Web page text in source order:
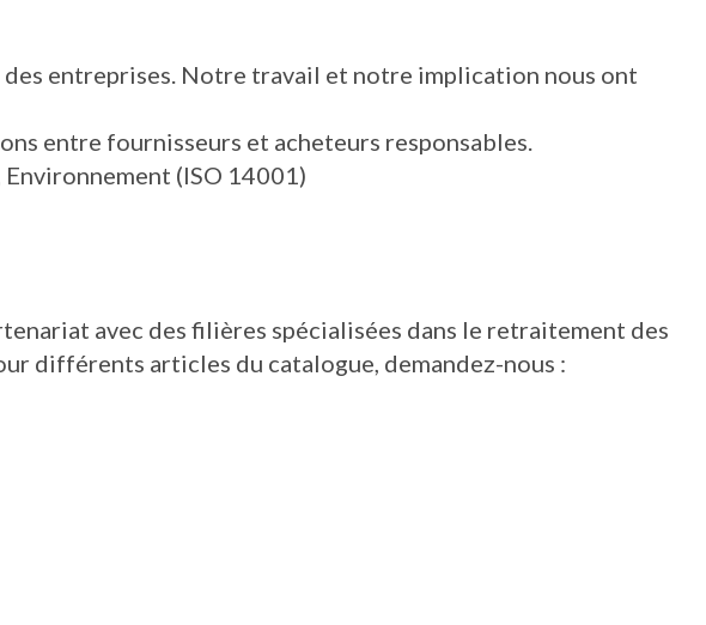
des entreprises. Notre travail et notre implication nous ont
entre fournisseurs et acheteurs responsables.
(ISO 14001)
avec des filières spécialisées dans le retraitement des
différents articles du catalogue, demandez-nous :